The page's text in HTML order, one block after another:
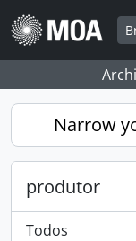
Skip to main content
Narrow
produtor
Todos